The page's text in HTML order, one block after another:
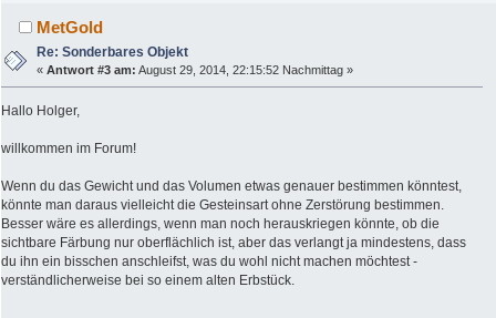
MetGold
Re: Sonderbares Objekt
«Antwort #3 am: August 29, 2014, 22:15:52 Nachmittag »
Hallo Holger,
willkommen im Forum!
Wenn du das Gewicht und das Volumen etwas genauer bestimmen könntest,
könnte man daraus vielleicht die Gesteinsart ohne Zerstörung bestimmen.
Besser wäre es allerdings, wenn man noch herauskriegen könnte, ob die
sichtbare Färbung nur oberflächlich ist, aber das verlangt ja mindestens, dass
du ihn ein bisschen anschleifst, was du wohl nicht machen möchtest -
verständlicherweise bei so einem alten Erbstück.